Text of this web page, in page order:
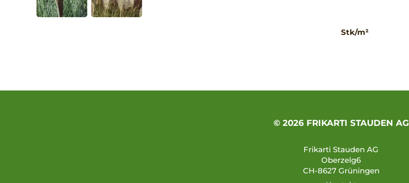
Stk/m²
© 2026 FRIKARTI STAUDEN AG
Frikarti Stauden AG
Oberzelg6
CH-8627 Grüningen